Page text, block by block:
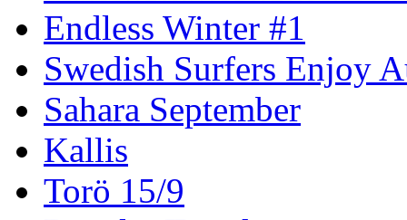
Endless Winter #1
Swedish Surfers Enjoy
Sahara September
Kallis
Torö 15/9